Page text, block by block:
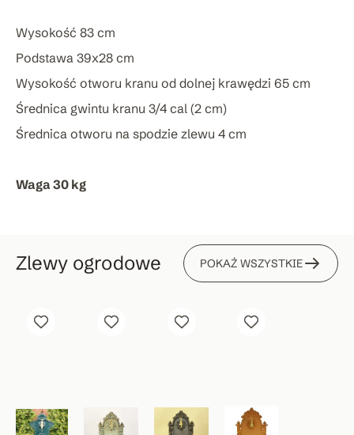
Wysokość 83 cm
Podstawa 39x28 cm
Wysokość otworu kranu od dolnej krawędzi 65 cm
Średnica gwintu kranu 3/4 cal (2 cm)
Średnica otworu na spodzie zlewu 4 cm
Waga 30 kg
Zlewy ogrodowe POKAŻ WSZYSTKIE